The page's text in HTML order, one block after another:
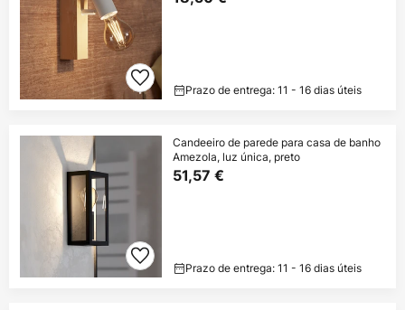
Prazo de entrega: 11 - 16 dias úteis
Candeeiro de parede para casa de banho
Amezola, luz única, preto
51,57 €
Prazo de entrega: 11 - 16 dias úteis